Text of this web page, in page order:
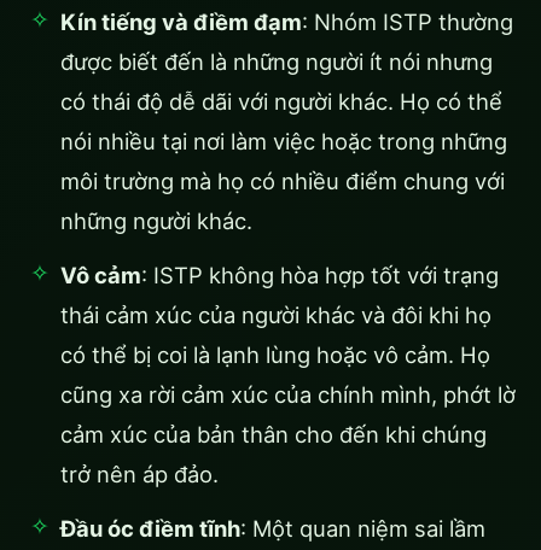
Kín tiếng và điềm đạm: Nhóm ISTP thường
được biết đến là những người ít nói nhưng
có thái độ dễ dãi với người khác. Họ có thể
nói nhiều tại nơi làm việc hoặc trong những
môi trường mà họ có nhiều điểm chung với
những người khác.
Vô cảm: ISTP không hòa hợp tốt với trạng
thái cảm xúc của người khác và đôi khi họ
có thể bị coi là lạnh lùng hoặc vô cảm. Họ
cũng xa rời cảm xúc của chính mình, phớt lờ
cảm xúc của bản thân cho đến khi chúng
trở nên áp đảo.
Đầu óc điềm tĩnh: Một quan niệm sai lầm